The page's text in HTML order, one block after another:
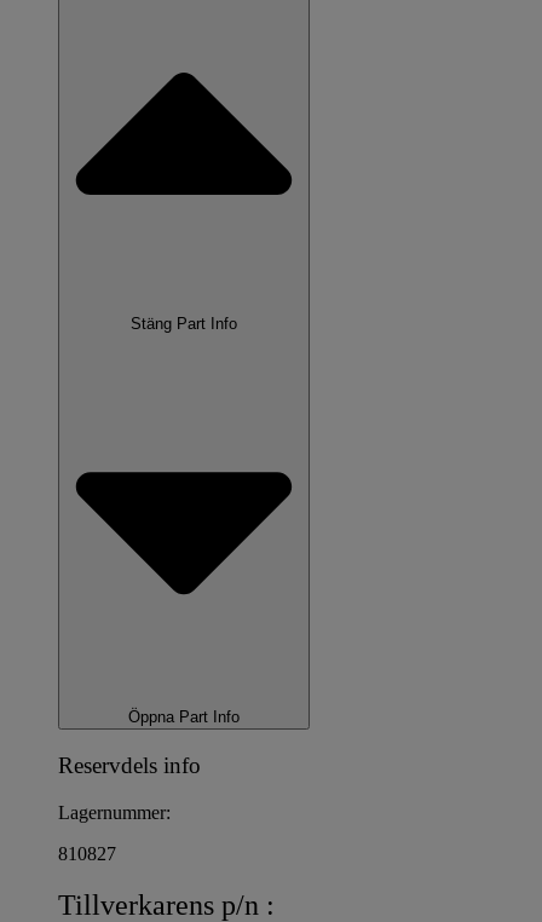
Stäng Part Info
Öppna Part Info
Reservdels info
Lagernummer:
810827
Tillverkarens p/n :